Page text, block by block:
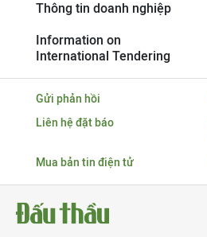
Thông tin doanh nghiệp
Information on
International Tendering
Gửi phản hồi
Liên hệ đặt báo
Mua bản tin điện tử